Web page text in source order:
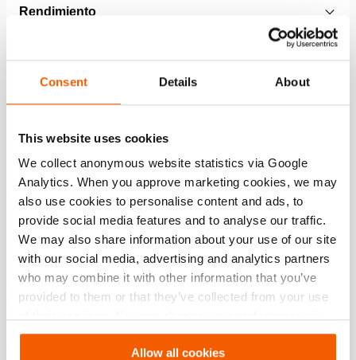
Consent Details About
This website uses cookies
We collect anonymous website statistics via Google
Analytics. When you approve marketing cookies, we may
also use cookies to personalise content and ads, to
provide social media features and to analyse our traffic.
We may also share information about your use of our site
with our social media, advertising and analytics partners
who may combine it with other information that you’ve
provided to them or that they’ve collected from your use
Settings. See ourcookiestatement.
Allow all cookies
Rendimiento
Especificaciones generales
Dimensiones, peso y temperatura
Características
Bomba con 2 salidas independientes
Segura
En caso de un fallo de alimentación, se mantiene la
presión de aceite
Protegido contra una posible caída de presión gracias a